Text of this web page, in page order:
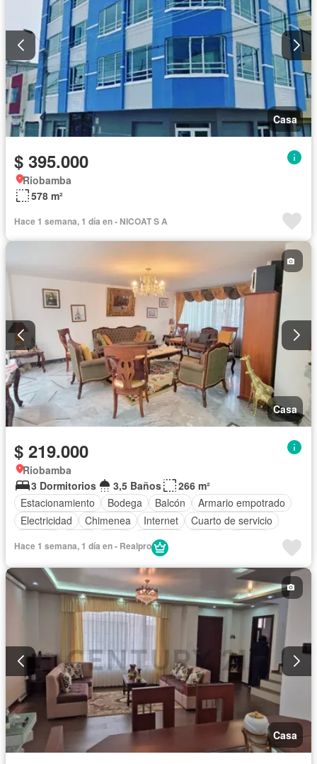
Casa
$ 395.000
Riobamba
578 m²
Hace 1 semana, 1 día en - NICOAT S A
Casa
$ 219.000
Riobamba
3 Dormitorios
3,5 Baños
266 m²
Estacionamiento
Bodega Balcón
Armario empotrado
Electricidad
Chimenea Internet
Cuarto de servicio
Conserje
Hace 1 semana, 1 día en - Realpro
Casa